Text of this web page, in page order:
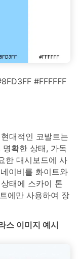
#FFFFFF
대적인 코발트는
확한 상태, 가독
한 대시보드에 사
이비를 화이트와
태에 스카이 톤
에만 사용하여 장
스 이미지 예시